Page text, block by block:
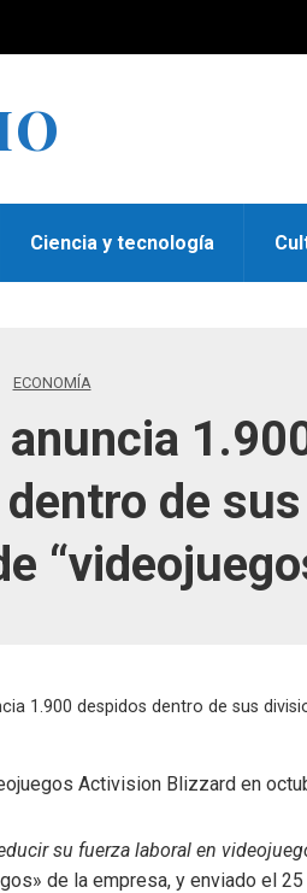
Ciencia y tecnología
ECONOMÍA
de sus
1.900 despidos dentro de sus
Activision Blizzard en
su fuerza laboral en
de la empresa, y enviado el